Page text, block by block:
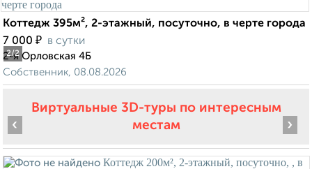
2/2
Коттедж 395м², 2-этажный, посуточно, в черте города
7 000 ₽ в сутки
2-я Орловская 4Б
Собственник, 08.08.2026
Виртуальные 3D-туры по интересным
местам
‹ ›